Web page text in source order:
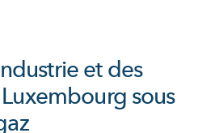
et des
sous